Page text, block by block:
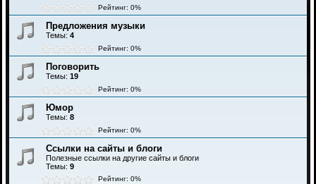
Рейтинг: 0%
Предложения музыки
Темы: 4
Рейтинг: 0%
Поговорить
Темы: 19
Рейтинг: 0%
Юмор
Темы: 8
Рейтинг: 0%
Ссылки на сайты и блоги
Полезные ссылки на другие сайты и блоги
Темы: 9
Рейтинг: 0%